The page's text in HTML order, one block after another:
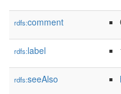
rdfs:comment
rdfs:label
rdfs:seeAlso